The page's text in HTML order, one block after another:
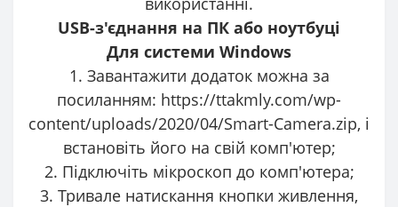
USB-з'єднання на ПК або ноутбуці
Для системи Windows
1. Завантажити додаток можна за
посиланням: https://ttakmly.com/wp-
content/uploads/2020/04/Smart-Camera.zip, і
встановіть його на свій комп'ютер;
2. Підключіть мікроскоп до комп'ютера;
3. Тривале натискання кнопки живлення,